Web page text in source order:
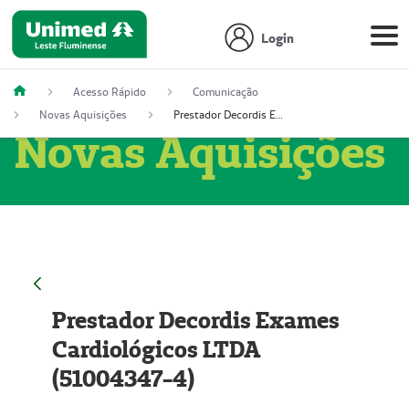
Login
Acesso Rápido
Comunicação
Novas Aquisições
Prestador Decordis Exames Cardiológicos LTDA (51004347-4)
Novas Aquisições
Prestador Decordis Exames
Cardiológicos LTDA
(51004347-4)